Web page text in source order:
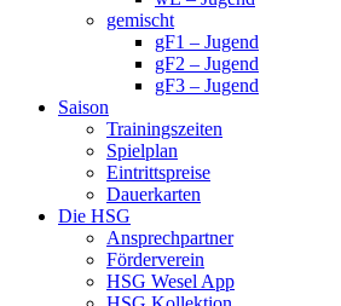
gemischt
gF1 – Jugend
gF2 – Jugend
gF3 – Jugend
Saison
Trainingszeiten
Spielplan
Eintrittspreise
Dauerkarten
Die HSG
Ansprechpartner
Förderverein
HSG Wesel App